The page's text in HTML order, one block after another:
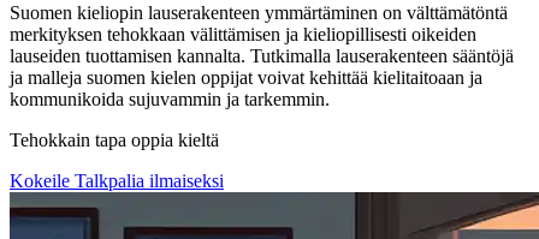
Suomen kieliopin lauserakenteen ymmärtäminen on välttämätöntä
merkityksen tehokkaan välittämisen ja kieliopillisesti oikeiden
lauseiden tuottamisen kannalta. Tutkimalla lauserakenteen sääntöjä
ja malleja suomen kielen oppijat voivat kehittää kielitaitoaan ja
kommunikoida sujuvammin ja tarkemmin.
Tehokkain tapa oppia kieltä
Kokeile Talkpalia ilmaiseksi